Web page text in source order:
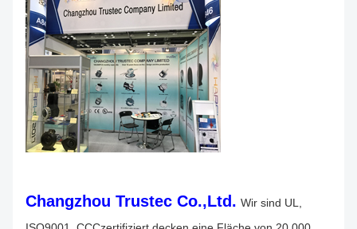
Changzhou Trustec Co.,Ltd. Wir sind UL,